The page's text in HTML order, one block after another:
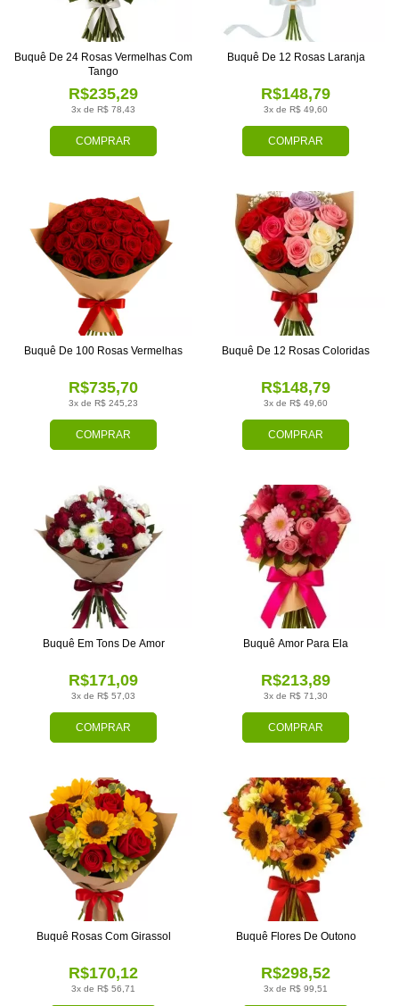
COMPRAR
3x de R$ 78,43
R$235,29
Buquê De 24 Rosas Vermelhas Com
Tango
COMPRAR
3x de R$ 49,60
R$148,79
Buquê De 12 Rosas Laranja
COMPRAR
3x de R$ 245,23
R$735,70
Buquê De 100 Rosas Vermelhas
COMPRAR
3x de R$ 49,60
R$148,79
Buquê De 12 Rosas Coloridas
COMPRAR
3x de R$ 57,03
R$171,09
Buquê Em Tons De Amor
COMPRAR
3x de R$ 71,30
R$213,89
Buquê Amor Para Ela
3x de R$ 56,71
R$170,12
Buquê Rosas Com Girassol
3x de R$ 99,51
R$298,52
Buquê Flores De Outono